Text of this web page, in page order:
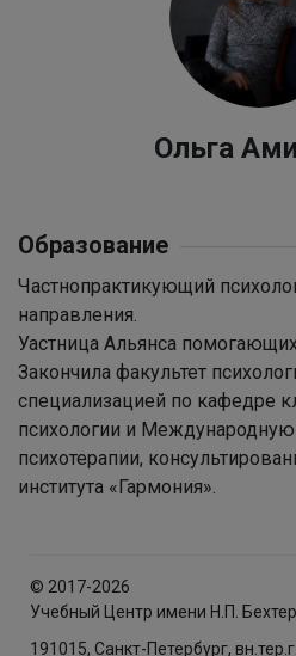
Ольга
Образование
Частнопрактикующий
направления.
Уастница Альянса
Закончила факультет
специализацией по кафедре
психологии и
психотерапии,
института «Гармония».
© 2017-2026
Учебный Центр имени Н.П.
191015, Санкт-Петербург,